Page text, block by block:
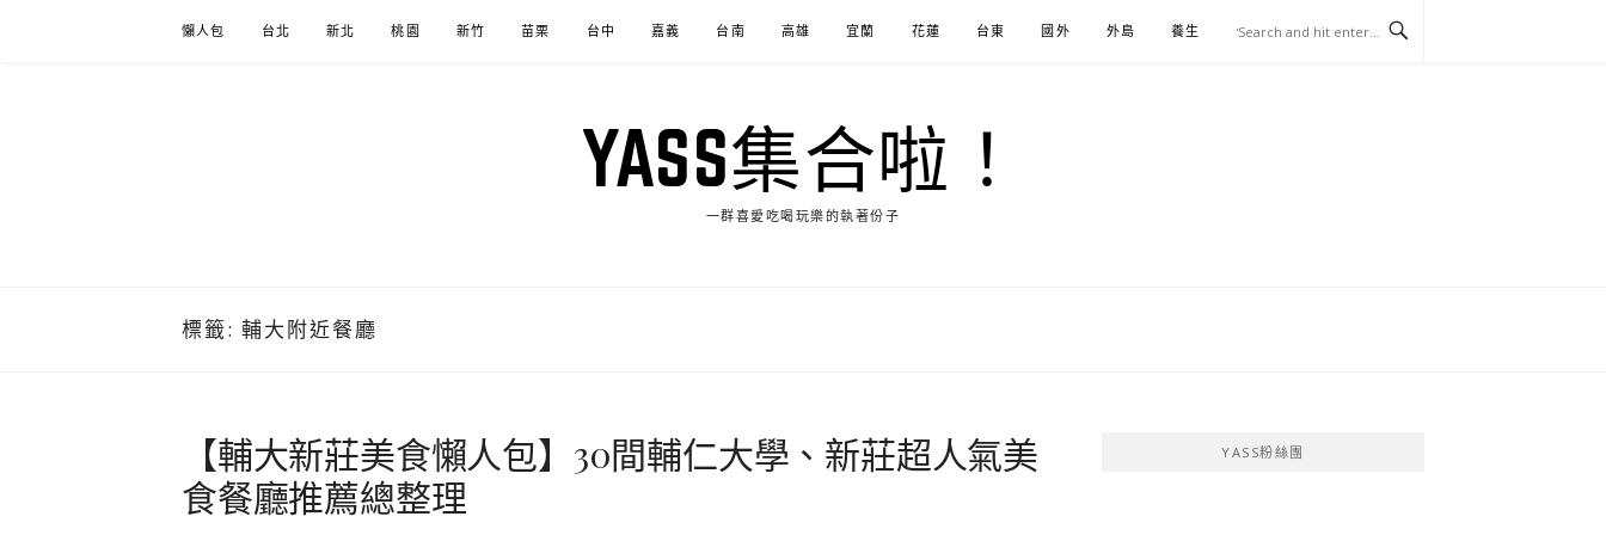
懶人包 台北 新北 桃園 新竹 苗栗 台中 嘉義 台南 高雄 宜蘭 花蓮 台東 國外 外島 養生 伴手禮
YASS集合啦！
一群喜愛吃喝玩樂的執著份子
標籤: 輔大附近餐廳
【輔大新莊美食懶人包】30間輔仁大學、新莊超人氣美
食餐廳推薦總整理
YASS粉絲團